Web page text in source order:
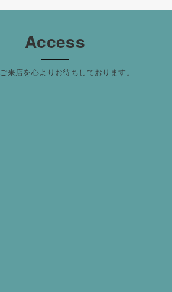
Access
来店を心よりお待ちしております。